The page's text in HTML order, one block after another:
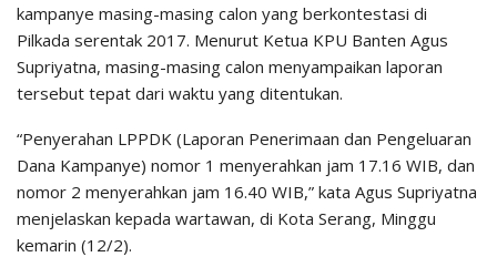
kampanye masing-masing calon yang berkontestasi di
Pilkada serentak 2017. Menurut Ketua KPU Banten Agus
Supriyatna, masing-masing calon menyampaikan laporan
tersebut tepat dari waktu yang ditentukan.
“Penyerahan LPPDK (Laporan Penerimaan dan Pengeluaran
Dana Kampanye) nomor 1 menyerahkan jam 17.16 WIB, dan
nomor 2 menyerahkan jam 16.40 WIB,” kata Agus Supriyatna
menjelaskan kepada wartawan, di Kota Serang, Minggu
kemarin (12/2).